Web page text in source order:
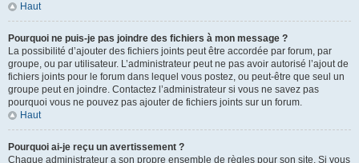
Haut
Pourquoi ne puis-je pas joindre des fichiers à mon message ?
La possibilité d’ajouter des fichiers joints peut être accordée par forum, par
groupe, ou par utilisateur. L’administrateur peut ne pas avoir autorisé l’ajout de
fichiers joints pour le forum dans lequel vous postez, ou peut-être que seul un
groupe peut en joindre. Contactez l’administrateur si vous ne savez pas
pourquoi vous ne pouvez pas ajouter de fichiers joints sur un forum.
Haut
Pourquoi ai-je reçu un avertissement ?
Chaque administrateur a son propre ensemble de règles pour son site. Si vous